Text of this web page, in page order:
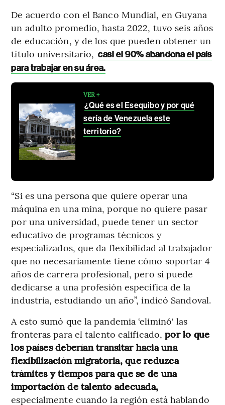
De acuerdo con el Banco Mundial, en Guyana
un adulto promedio, hasta 2022, tuvo seis años
de educación, y de los que pueden obtener un
título universitario, casi el 90% abandona el país
para trabajar en su área.
VER +
¿Qué es el Esequibo y por qué
sería de Venezuela este
territorio?
“Si es una persona que quiere operar una
máquina en una mina, porque no quiere pasar
por una universidad, puede tener un sector
educativo de programas técnicos y
especializados, que da flexibilidad al trabajador
que no necesariamente tiene cómo soportar 4
años de carrera profesional, pero sí puede
dedicarse a una profesión específica de la
industria, estudiando un año”, indicó Sandoval.
A esto sumó que la pandemia ‘eliminó' las
fronteras para el talento calificado,por lo que
los países deberían transitar hacia una
flexibilización migratoria, que reduzca
trámites y tiempos para que se de una
importación de talento adecuada,
especialmente cuando la región está hablando